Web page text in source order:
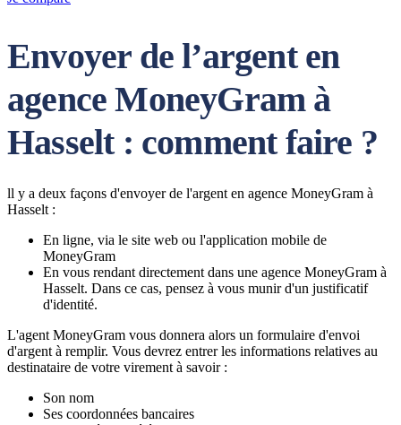
Envoyer de l’argent en
agence MoneyGram à
Hasselt : comment faire ?
ll y a deux façons d'envoyer de l'argent en agence MoneyGram à
Hasselt :
En ligne, via le site web ou l'application mobile de
MoneyGram
En vous rendant directement dans une agence MoneyGram à
Hasselt. Dans ce cas, pensez à vous munir d'un justificatif
d'identité.
L'agent MoneyGram vous donnera alors un formulaire d'envoi
d'argent à remplir. Vous devrez entrer les informations relatives au
destinataire de votre virement à savoir :
Son nom
Ses coordonnées bancaires